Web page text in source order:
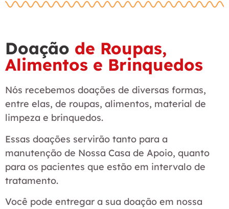
Doação de Roupas,
Alimentos e Brinquedos
Nós recebemos doações de diversas formas,
entre elas, de roupas, alimentos, material de
limpeza e brinquedos.
Essas doações servirão tanto para a
manutenção de Nossa Casa de Apoio, quanto
para os pacientes que estão em intervalo de
tratamento.
Você pode entregar a sua doação em nossa